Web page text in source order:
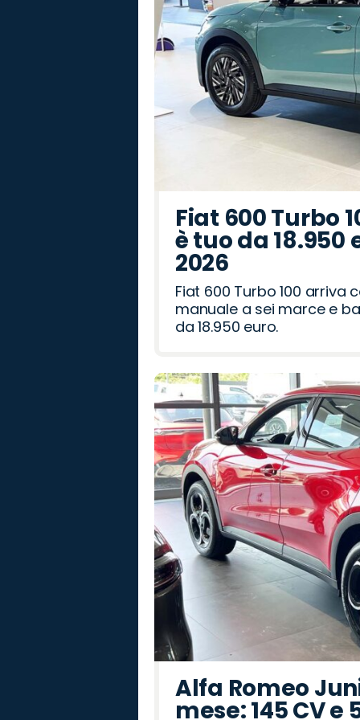
Fiat 600 Turbo
è tuo da
2026
Fiat 600 Turbo 100 arriva
manuale a sei marce e
da 18.950 euro.
Alfa Romeo
mese: 145 CV